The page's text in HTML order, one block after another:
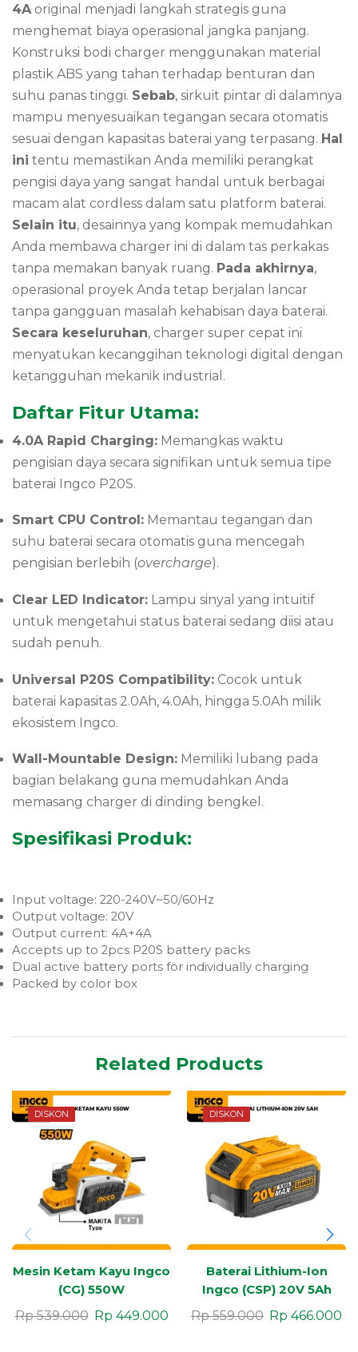
4Aoriginal menjadi langkah strategis guna
menghemat biaya operasional jangka panjang.
Konstruksi bodi charger menggunakan material
plastik ABS yang tahan terhadap benturan dan
suhu panas tinggi. Sebab, sirkuit pintar di dalamnya
mampu menyesuaikan tegangan secara otomatis
sesuai dengan kapasitas baterai yang terpasang. Hal
ini tentu memastikan Anda memiliki perangkat
pengisi daya yang sangat handal untuk berbagai
macam alat cordless dalam satu platform baterai.
Selain itu, desainnya yang kompak memudahkan
Anda membawa charger ini di dalam tas perkakas
tanpa memakan banyak ruang. Pada akhirnya,
operasional proyek Anda tetap berjalan lancar
tanpa gangguan masalah kehabisan daya baterai.
Secara keseluruhan, charger super cepat ini
menyatukan kecanggihan teknologi digital dengan
ketangguhan mekanik industrial.
Daftar Fitur Utama:
4.0A Rapid Charging: Memangkas waktu
pengisian daya secara signifikan untuk semua tipe
baterai Ingco P20S.
Smart CPU Control: Memantau tegangan dan
suhu baterai secara otomatis guna mencegah
pengisian berlebih (overcharge).
Clear LED Indicator: Lampu sinyal yang intuitif
untuk mengetahui status baterai sedang diisi atau
sudah penuh.
Universal P20S Compatibility: Cocok untuk
baterai kapasitas 2.0Ah, 4.0Ah, hingga 5.0Ah milik
ekosistem Ingco.
Wall-Mountable Design: Memiliki lubang pada
bagian belakang guna memudahkan Anda
memasang charger di dinding bengkel.
Spesifikasi Produk:
Input voltage: 220-240V~50/60Hz
Output voltage: 20V
Output current: 4A+4A
Accepts up to 2pcs P20S battery packs
Dual active battery ports for individually charging
Packed by color box
Related Products
DISKON
Mesin Ketam Kayu Ingco
(CG) 550W
Rp539.000 Rp 449.000
DISKON
Baterai Lithium-Ion
Ingco (CSP) 20V 5Ah
Rp559.000 Rp 466.000